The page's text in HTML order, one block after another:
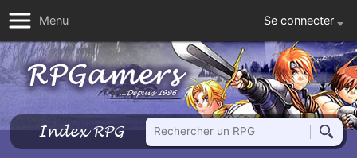
Menu Se connecter
Index RPG
Rechercher un RPG